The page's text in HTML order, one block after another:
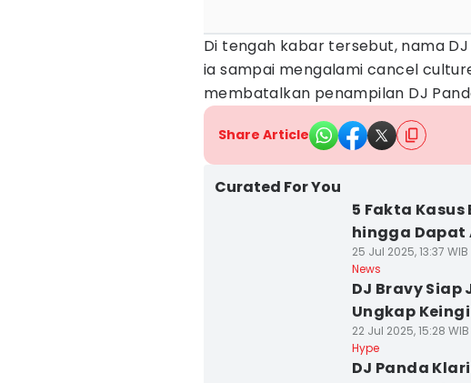
Di tengah kabar tersebut, nama
ia sampai mengalami cancel
membatalkan penampilan DJ
Share Article
Curated For You
5 Fakta
hingga Dapat
25 Jul 2025, 13:37 WIB
News
DJ Bravy
Ungkap
22 Jul 2025, 15:28 WIB
Hype
DJ Panda